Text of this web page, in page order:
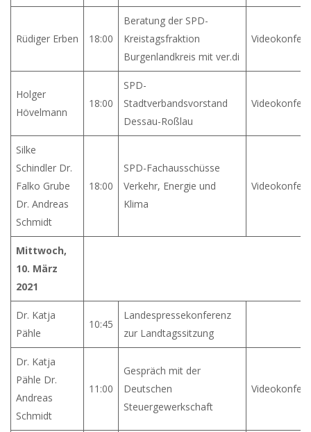
Rüdiger Erben 18:00
Beratung der SPD-
Kreistagsfraktion
Burgenlandkreis mit ver.di
Holger
Hövelmann
18:00
SPD-
Stadtverbandsvorstand
Dessau-Roßlau
Silke
Schindler Dr.
Falko Grube
Dr. Andreas
Schmidt
18:00
SPD-Fachausschüsse
Verkehr, Energie und
Klima
Mittwoch,
10. März
2021
Dr. Katja
Pähle
10:45
Landespressekonferenz
zur Landtagssitzung
Dr. Katja
Pähle Dr.
Andreas
Schmidt
11:00
Gespräch mit der
Deutschen
Steuergewerkschaft